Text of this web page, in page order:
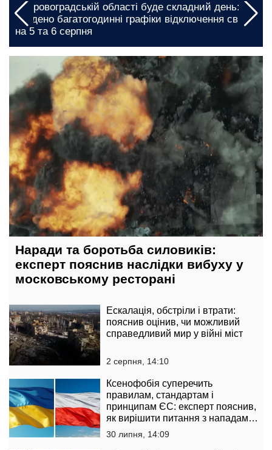
У Кіровоградській області буде складний день:
введено багатогодинні графіки відключення світла
на 5 та 6 серпня
3 серпня, 21:00
Наради та боротьба силовиків:
експерт пояснив наслідки вибуху у
московському ресторані
Ескалація, обстріли і втрати:
пояснив оцінив, чи можливий
справедливий мир у війні міст
2 серпня, 14:10
Ксенофобія суперечить
правилам, стандартам і
принципам ЄС: експерт пояснив,
як вирішити питання з нападами
на українців у Польщі
30 липня, 14:09